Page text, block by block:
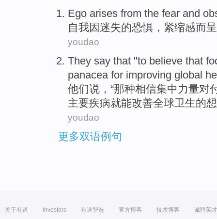
Ego arises from the fear and
自我因迷失的恐惧 ，紧缩感而
youdao
They say that "to believe that
panacea for improving global
他们说 ，“那种相信集中 力量对
主要疾病就能改善全球卫生的
youdao
更多双语例句
关于有道 Investors 有道智选 官方博客 技术博客 诚聘英才